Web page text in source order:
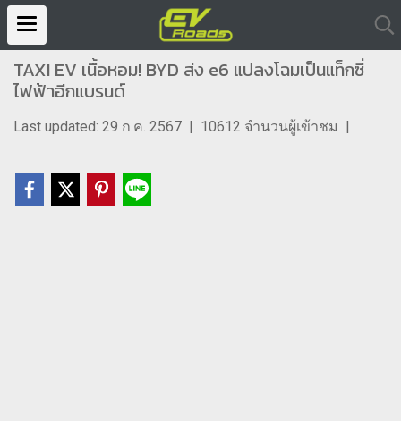
TAXI EV เนื้อหอม! BYD ส่ง e6 แปลงโฉมเป็นแท็กซี่
ไฟฟ้าอีกแบรนด์
Last updated: 29 ก.ค. 2567 | 10612 จำนวนผู้เข้าชม |